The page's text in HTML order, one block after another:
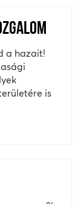
a hazait!
is